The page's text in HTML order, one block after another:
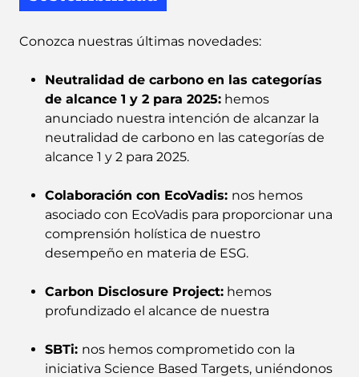
Conozca nuestras últimas novedades:
Neutralidad de carbono en las categorías
de alcance 1 y 2 para 2025: hemos
anunciado nuestra intención de alcanzar la
neutralidad de carbono en las categorías de
alcance 1 y 2 para 2025.
Colaboración con EcoVadis: nos hemos
asociado con EcoVadis para proporcionar una
comprensión holística de nuestro
desempeño en materia de ESG.
Carbon Disclosure Project: hemos
profundizado el alcance de nuestra
SBTi: nos hemos comprometido con la
iniciativa Science Based Targets, uniéndonos